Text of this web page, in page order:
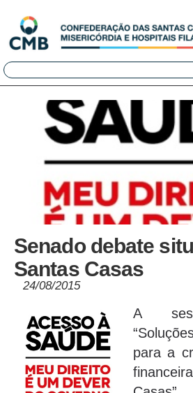
Senado debate
Santas Casas
24/08/2015
A
para a